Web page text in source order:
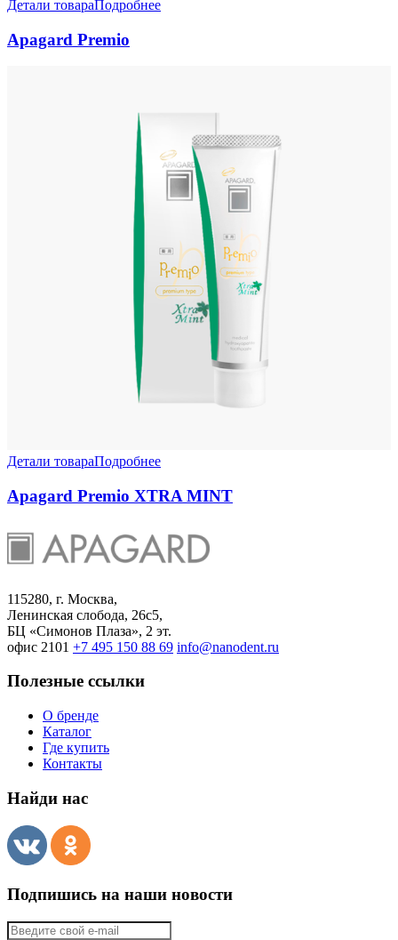
Детали товараПодробнее
Apagard Premio
Детали товараПодробнее
Apagard Premio XTRA MINT
115280, г. Москва,
Ленинская слобода, 26с5,
БЦ «Симонов Плаза», 2 эт.
офис 2101 +7 495 150 88 69 info@nanodent.ru
Полезные ссылки
О бренде
Каталог
Где купить
Контакты
Найди нас
Подпишись на наши новости